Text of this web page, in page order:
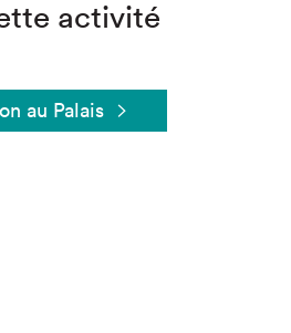
activité
au Palais